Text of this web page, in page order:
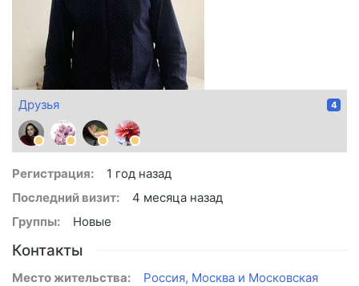
Друзья 4
Регистрация:
1 год назад
Последний визит:
4 месяца назад
Группы:
Новые
Контакты
Место жительства:
Россия, Москва и Московская